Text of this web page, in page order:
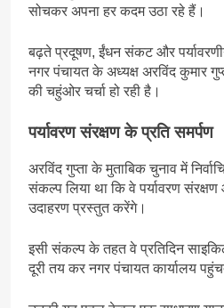
सोचकर अपना हर कदम उठा रहे हैं।
बढ़ते प्रदूषण, ईंधन संकट और
नगर पंचायत के अध्यक्ष अरविंद कुमार
की चहुंओर चर्चा हो रही है।
पर्यावरण संरक्षण के प्रति समर्पण
अरविंद गुप्ता के मुताबिक चुनाव में
संकल्प लिया था कि वे पर्यावरण
उदाहरण प्रस्तुत करेंगे।
इसी संकल्प के तहत वे प्रतिदिन
दूरी तय कर नगर पंचायत कार्यालय